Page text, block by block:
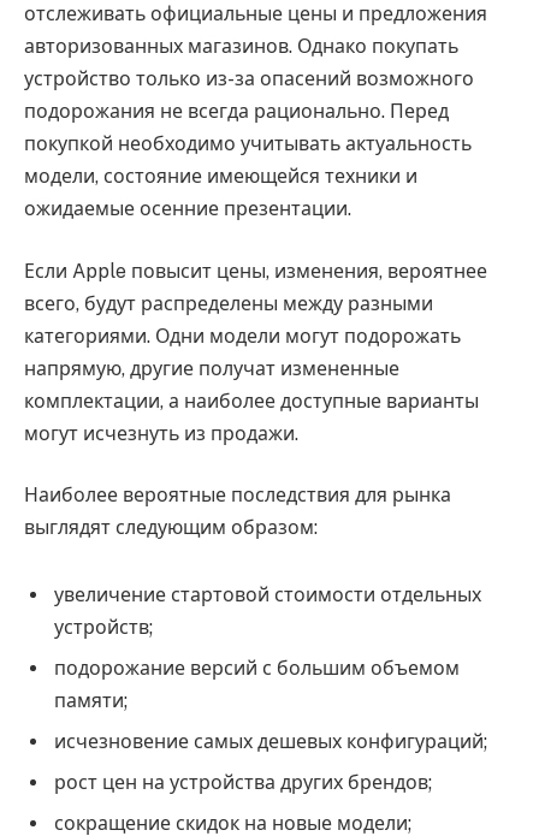
отслеживать официальные цены и предложения
авторизованных магазинов. Однако покупать
устройство только из-за опасений возможного
подорожания не всегда рационально. Перед
покупкой необходимо учитывать актуальность
модели, состояние имеющейся техники и
ожидаемые осенние презентации.
Если Apple повысит цены, изменения, вероятнее
всего, будут распределены между разными
категориями. Одни модели могут подорожать
напрямую, другие получат измененные
комплектации, а наиболее доступные варианты
могут исчезнуть из продажи.
Наиболее вероятные последствия для рынка
выглядят следующим образом:
увеличение стартовой стоимости отдельных
устройств;
подорожание версий с большим объемом
памяти;
исчезновение самых дешевых конфигураций;
рост цен на устройства других брендов;
сокращение скидок на новые модели;